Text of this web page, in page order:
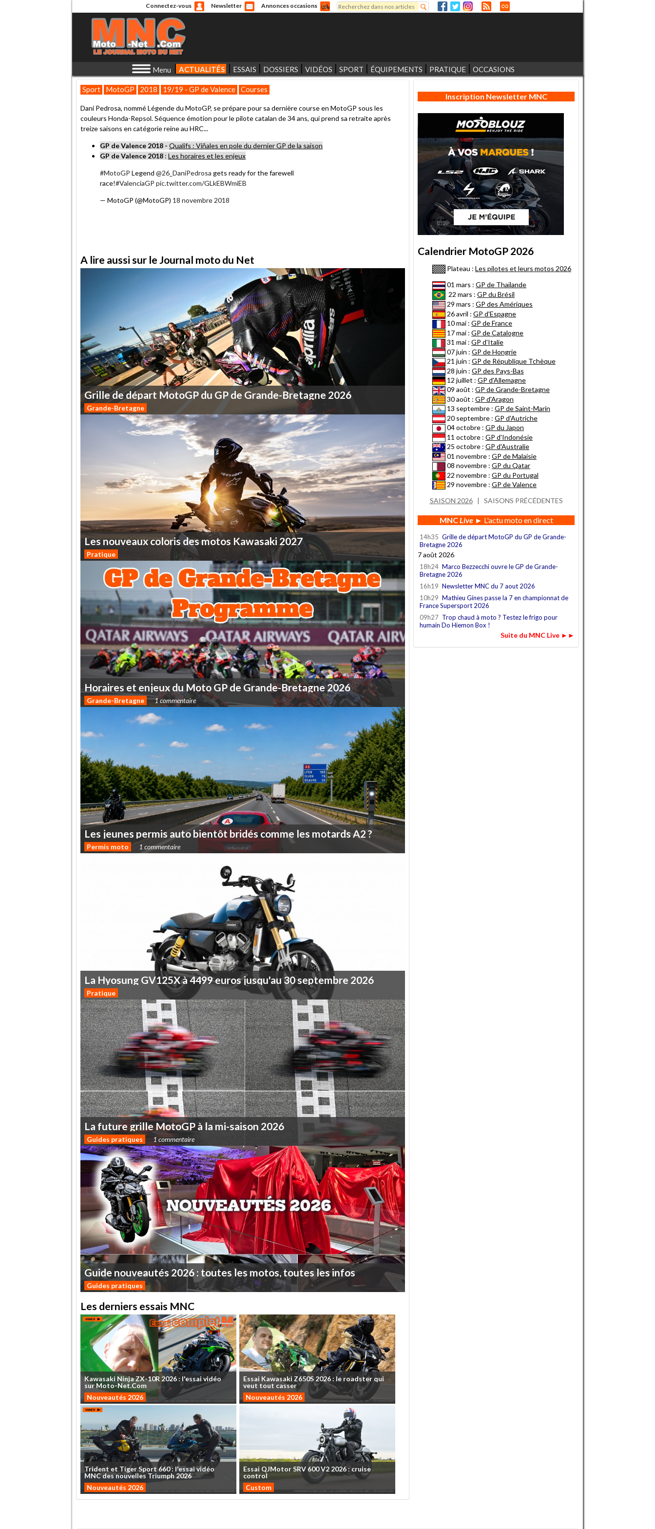
Connectez-vous Newsletter Annonces occasions
Formulaire de recherche
Rechercher
Menu ACTUALITÉS ESSAIS DOSSIERS VIDÉOS SPORT ÉQUIPEMENTS PRATIQUE OCCASIONS
Sport MotoGP 2018 19/19 - GP de Valence Courses
Dani Pedrosa, nommé Légende du MotoGP, se prépare pour sa dernière course en MotoGP sous les
couleurs Honda-Repsol. Séquence émotion pour le pilote catalan de 34 ans, qui prend sa retraite après
treize saisons en catégorie reine au HRC...
GP de Valence 2018 - Qualifs : Viñales en pole du dernier GP de la saison
GP de Valence 2018 : Les horaires et les enjeux
#MotoGP Legend @26_DaniPedrosa gets ready for the farewell
race!#ValenciaGP pic.twitter.com/GLkEBWmiEB
— MotoGP (@MotoGP) 18 novembre 2018
A lire aussi sur le Journal moto du Net
Grillededépart MotoGP du GP de Grande-Bretagne 2026
Grande-Bretagne
Lesnouveauxcoloris desmotos Kawasaki 2027
Pratique
Horaires et enjeux du Moto GP de Grande-Bretagne 2026
Grande-Bretagne 1 commentaire
Les jeunes permis auto bientôt bridéscomme les motardsA2?
Permis moto 1 commentaire
La Hyosung GV125Xà4499eurosjusqu'au 30septembre 2026
Pratique
La futuregrilleMotoGP à la mi-saison 2026
Guides pratiques 1 commentaire
Guide nouveautés 2026 : toutes lesmotos,toutesles infos
Guides pratiques
Les derniers essais MNC
Kawasaki NinjaZX-10R 2026 : l'essai vidéo
sur Moto-Net.Com
Nouveautés 2026
Essai Kawasaki Z650S2026:le roadster qui
veut tout casser
Nouveautés 2026
Trident et TigerSport 660: l'essaividéo
MNCdesnouvelles Triumph2026
Nouveautés 2026
Essai QJMotorSRV 600V2 2026: cruise
control
Custom
Inscription Newsletter MNC
Calendrier MotoGP 2026
Plateau : Les pilotes et leurs motos 2026
01 mars : GP de Thaïlande
22 mars : GP du Brésil
29 mars : GP des Amériques
26 avril : GP d'Espagne
10 mai : GP de France
17 mai : GP de Catalogne
31 mai : GP d'Italie
07 juin : GP de Hongrie
21 juin : GP de République Tchèque
28 juin : GP des Pays-Bas
12 juillet : GP d'Allemagne
09 août : GP de Grande-Bretagne
30 août : GP d'Aragon
13 septembre : GP de Saint-Marin
20 septembre : GP d'Autriche
04 octobre : GP du Japon
11 octobre : GP d'Indonésie
25 octobre : GP d'Australie
01 novembre : GP de Malaisie
08 novembre : GP du Qatar
22 novembre : GP du Portugal
29 novembre : GP de Valence
SAISON 2026| SAISONS PRÉCÉDENTES
MNCLive► L'actu moto en direct
14h35 Grille de départ MotoGP du GP de Grande-
Bretagne 2026
7 août 2026
18h24 Marco Bezzecchi ouvre le GP de Grande-
Bretagne 2026
16h19 Newsletter MNC du 7 aout 2026
10h29 Mathieu Gines passe la 7 en championnat de
France Supersport 2026
09h27 Trop chaud à moto ? Testez le frigo pour
humain Do Hiemon Box !
Suite du MNC Live ►►